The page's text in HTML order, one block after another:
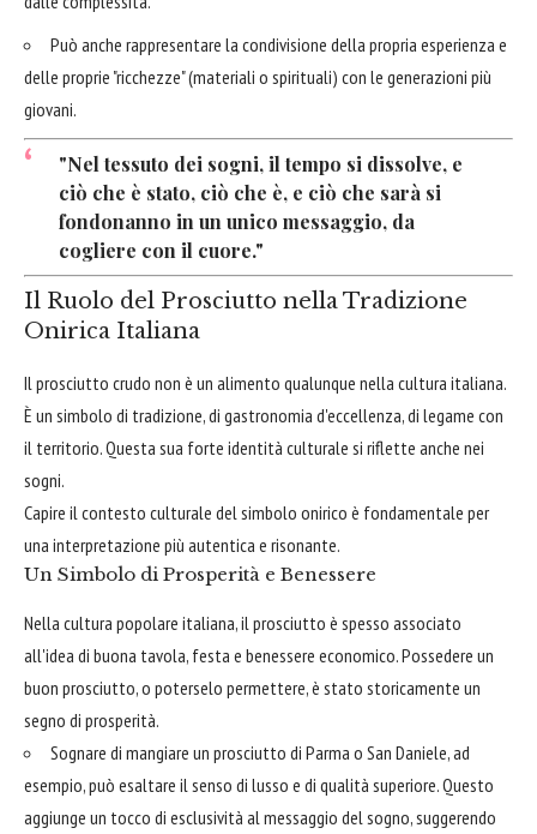
Può anche rappresentare la condivisione della propria esperienza e
delle proprie "ricchezze" (materiali o spirituali) con le generazioni più
giovani.
"Nel tessuto dei sogni, il tempo si dissolve, e
ciò che è stato, ciò che è, e ciò che sarà si
fondonanno in un unico messaggio, da
cogliere con il cuore."
Il Ruolo del Prosciutto nella Tradizione
Onirica Italiana
Il prosciutto crudo non è un alimento qualunque nella cultura italiana.
È un simbolo di tradizione, di gastronomia d'eccellenza, di legame con
il territorio. Questa sua forte identità culturale si riflette anche nei
sogni.
Capire il contesto culturale del simbolo onirico è fondamentale per
una interpretazione più autentica e risonante.
Un Simbolo di Prosperità e Benessere
Nella cultura popolare italiana, il prosciutto è spesso associato
all'idea di buona tavola, festa e benessere economico. Possedere un
buon prosciutto, o poterselo permettere, è stato storicamente un
segno di prosperità.
Sognare di mangiare un prosciutto di Parma o San Daniele, ad
esempio, può esaltare il senso di lusso e di qualità superiore. Questo
aggiunge un tocco di esclusività al messaggio del sogno, suggerendo